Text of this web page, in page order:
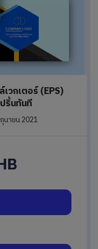
วกเตอร์ (EPS)
ริ้นทันที
นายน 2021